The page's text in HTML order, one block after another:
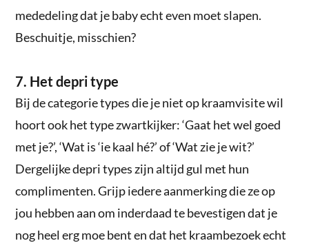
mededeling dat je baby echt even moet slapen.
Beschuitje, misschien?
7. Het depri type
Bij de categorie types die je niet op kraamvisite wil
hoort ook het type zwartkijker: ‘Gaat het wel goed
met je?’, ‘Wat is ‘ie kaal hé?’ of ‘Wat zie je wit?’
Dergelijke depri types zijn altijd gul met hun
complimenten. Grijp iedere aanmerking die ze op
jou hebben aan om inderdaad te bevestigen dat je
nog heel erg moe bent en dat het kraambezoek echt